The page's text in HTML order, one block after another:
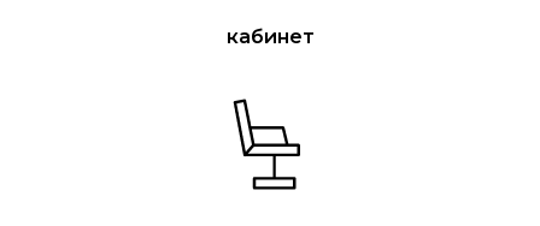
кабинет
студия
аренду студии для